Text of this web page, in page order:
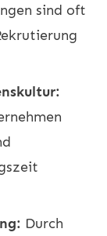
sind oft
Durch